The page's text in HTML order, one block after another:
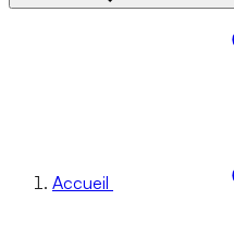
Accueil